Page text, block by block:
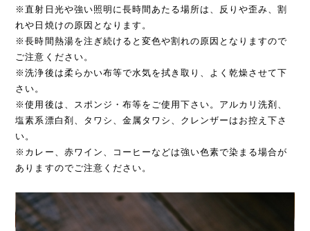
※直射日光や強い照明に長時間あたる場所は、反りや歪み、割
れや日焼けの原因となります。
※長時間熱湯を注ぎ続けると変色や割れの原因となりますので
ご注意ください。
※洗浄後は柔らかい布等で水気を拭き取り、よく乾燥させて下
さい。
※使用後は、スポンジ・布等をご使用下さい。アルカリ洗剤、
塩素系漂白剤、タワシ、金属タワシ、クレンザーはお控え下さ
い。
※カレー、赤ワイン、コーヒーなどは強い色素で染まる場合が
ありますのでご注意ください。